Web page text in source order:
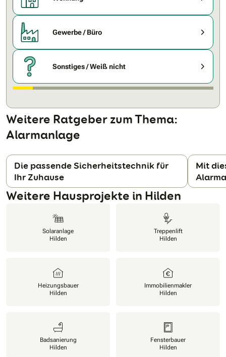
Gewerbe / Büro
Sonstiges / Weiß nicht
Weitere Ratgeber zum Thema:
Alarmanlage
Die passende Sicherheitstechnik für
Ihr Zuhause
Mit
Weitere Hausprojekte in Hilden
Solaranlage
Hilden
Treppenlift
Hilden
Heizungsbauer
Hilden
Immobilienmakler
Hilden
Badsanierung
Hilden
Fensterbauer
Hilden